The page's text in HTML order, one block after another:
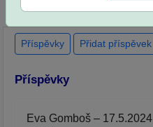
zkouškách
Příspěvky Přidat příspěvek
Příspěvky
Eva Gomboš – 17.5.2024